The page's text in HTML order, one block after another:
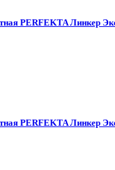
PERFEKTA Линкер
PERFEKTA Линкер